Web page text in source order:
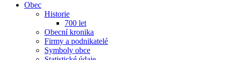
Obec
Historie
700 let
Obecní kronika
Firmy a podnikatelé
Symboly obce